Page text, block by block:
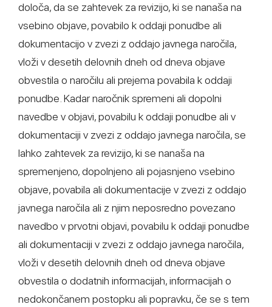
določa, da se zahtevek za revizijo, ki se nanaša na
vsebino objave, povabilo k oddaji ponudbe ali
dokumentacijo v zvezi z oddajo javnega naročila,
vloži v desetih delovnih dneh od dneva objave
obvestila o naročilu ali prejema povabila k oddaji
ponudbe. Kadar naročnik spremeni ali dopolni
navedbe v objavi, povabilu k oddaji ponudbe ali v
dokumentaciji v zvezi z oddajo javnega naročila, se
lahko zahtevek za revizijo, ki se nanaša na
spremenjeno, dopolnjeno ali pojasnjeno vsebino
objave, povabila ali dokumentacije v zvezi z oddajo
javnega naročila ali z njim neposredno povezano
navedbo v prvotni objavi, povabilu k oddaji ponudbe
ali dokumentaciji v zvezi z oddajo javnega naročila,
vloži v desetih delovnih dneh od dneva objave
obvestila o dodatnih informacijah, informacijah o
nedokončanem postopku ali popravku, če se s tem